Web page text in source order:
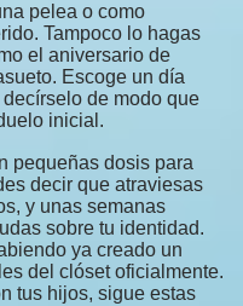
pelea o como
Tampoco lo hagas
el aniversario de
Escoge un día
de modo que
inicial.
pequeñas dosis para
decir que atraviesas
y unas semanas
sobre tu identidad.
ya creado un
del clóset oficialmente.
tus hijos, sigue estas